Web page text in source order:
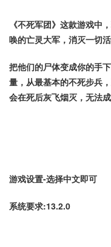
《不死军团》这款游戏中
唤的亡灵大军，消灭一切活
把他们的尸体变成你的手
量，从最基本的不死步兵
会在死后灰飞烟灭，无法
游戏设置-选择中文即可
系统要求:13.2.0